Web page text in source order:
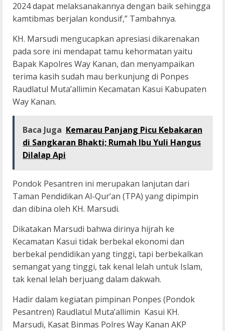
2024 dapat melaksanakannya dengan baik sehingga
kamtibmas berjalan kondusif,” Tambahnya.
KH. Marsudi mengucapkan apresiasi dikarenakan
pada sore ini mendapat tamu kehormatan yaitu
Bapak Kapolres Way Kanan, dan menyampaikan
terima kasih sudah mau berkunjung di Ponpes
Raudlatul Muta’allimin Kecamatan Kasui Kabupaten
Way Kanan.
Baca Juga Kemarau Panjang Picu Kebakaran
di Sangkaran Bhakti; Rumah Ibu Yuli Hangus
Dilalap Api
Pondok Pesantren ini merupakan lanjutan dari
Taman Pendidikan Al-Qur’an (TPA) yang dipimpin
dan dibina oleh KH. Marsudi.
Dikatakan Marsudi bahwa dirinya hijrah ke
Kecamatan Kasui tidak berbekal ekonomi dan
berbekal pendidikan yang tinggi, tapi berbekalkan
semangat yang tinggi, tak kenal lelah untuk Islam,
tak kenal lelah berjuang dalam dakwah.
Hadir dalam kegiatan pimpinan Ponpes (Pondok
Pesantren) Raudlatul Muta’allimin Kasui KH.
Marsudi, Kasat Binmas Polres Way Kanan AKP